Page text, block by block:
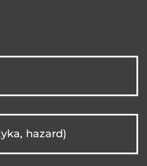
hazard)